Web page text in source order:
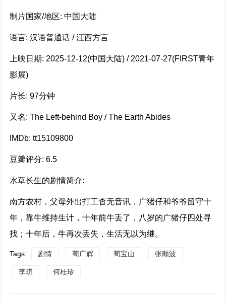
256084次播放
244451次播放
用武之地(2025)
酱园弄 (2024)
掌心 (2024)
174301次播放
制片国家/地区: 中国大陆
语言: 汉语普通话 / 江西方言
上映日期: 2025-12-12(中国大陆) / 2021-07-27(FIRST青年
影展)
片长: 97分钟
又名: The Left-behind Boy / The Earth Abides
IMDb: tt15109800
豆瓣评分: 6.5
水草长生的剧情简介:
南方农村，父母外出打工杳无音讯，广猪仔和爷爷留守十
年，靠牛维持生计，十年前牛丢了，八岁的广猪仔四处寻
找；十年后，牛再次丢失，生活无以为继。
Tags: 剧情 荀广辉 荀宝山 张顺波
李琪 何桂珍